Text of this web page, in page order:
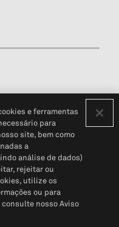
do cliente (em inglês)
© 2026 S&P Global
e ferramentas
para
site, bem como
a
análise de dados)
rejeitar ou
utilize os
ou para
nosso Aviso